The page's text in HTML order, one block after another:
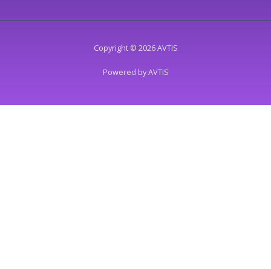
Copyright © 2026 AVTIS
Powered by AVTIS